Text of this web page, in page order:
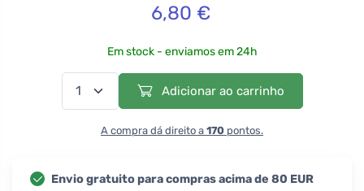
6,80 €
Em stock - enviamos em 24h
Adicionar ao carrinho
A compra dá direito a 170 pontos.
Envio gratuito para compras acima de 80 EUR